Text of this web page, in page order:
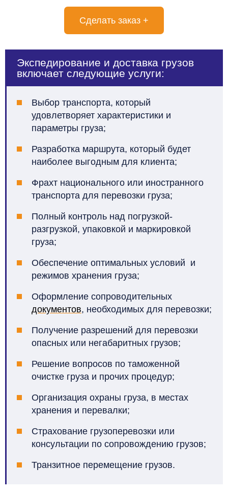
Сделать заказ +
Экспедирование и доставка грузов
включает следующие услуги:
Выбор транспорта, который
удовлетворяет характеристики и
параметры груза;
Разработка маршрута, который будет
наиболее выгодным для клиента;
Фрахт национального или иностранного
транспорта для перевозки груза;
Полный контроль над погрузкой-
разгрузкой, упаковкой и маркировкой
груза;
Обеспечение оптимальных условий и
режимов хранения груза;
Оформление сопроводительных
документов, необходимых для перевозки;
Получение разрешений для перевозки
опасных или негабаритных грузов;
Решение вопросов по таможенной
очистке груза и прочих процедур;
Организация охраны груза, в местах
хранения и перевалки;
Страхование грузоперевозки или
консультации по сопровождению грузов;
Транзитное перемещение грузов.